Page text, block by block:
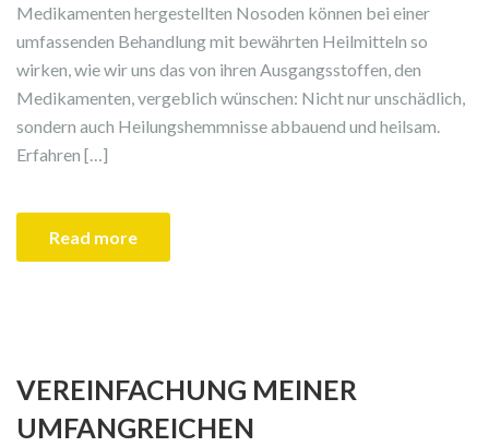
Medikamenten hergestellten Nosoden können bei einer
umfassenden Behandlung mit bewährten Heilmitteln so
wirken, wie wir uns das von ihren Ausgangsstoffen, den
Medikamenten, vergeblich wünschen: Nicht nur unschädlich,
sondern auch Heilungshemmnisse abbauend und heilsam.
Erfahren […]
Read more
VEREINFACHUNG MEINER
UMFANGREICHEN